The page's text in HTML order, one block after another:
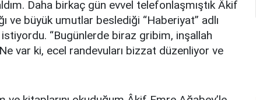
Daha birkaç gün evvel telefonlaşmıştık Âkif
ve büyük umutlar beslediği “Haberiyat” adlı
“Bugünlerde biraz gribim, inşallah
var ki, ecel randevuları bizzat düzenliyor ve